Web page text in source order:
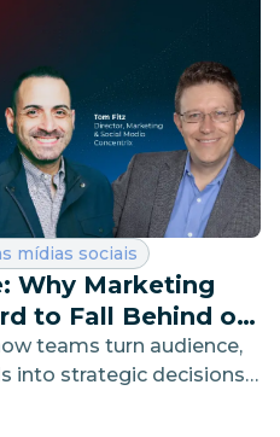
mídias sociais
Why Marketing
to Fall Behind on
teams turn audience,
into strategic decisions.
and experts